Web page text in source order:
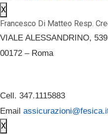
X
Francesco Di Matteo Resp.
VIALE ALESSANDRINO, 539
00172 – Roma
Cell. 347.1115883
Email
X